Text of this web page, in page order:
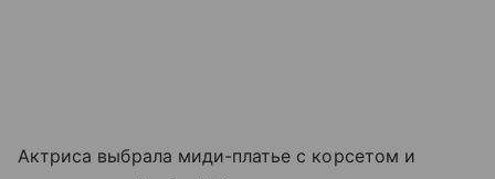
Актриса выбрала миди-платье с корсетом и